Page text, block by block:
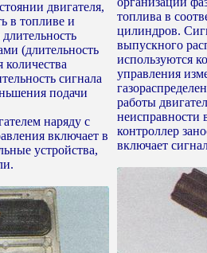
двигателя,
в топливе и
(длительность
количества
сигнала
подачи
наряду с
включает в
устройства,
топлива в
цилиндров.
выпускного
используются
управления
работы
неисправности
контроллер
включает